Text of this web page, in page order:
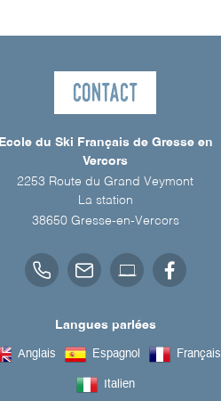
Contact
Ecole du Ski Français de Gresse en
Vercors
2253 Route du Grand Veymont
La station
38650 Gresse-en-Vercors
Langues parlées
Anglais Espagnol Français
Italien